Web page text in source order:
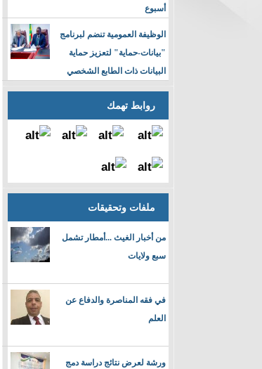
أسبوع
الوظيفة العمومية تنضم لبرنامج
"بيانات-حماية" لتعزيز حماية
البيانات ذات الطابع الشخصي
روابط تهمك
ملفات وتحقيقات
من أخبار الغيث ...أمطار تشمل
سبع ولايات
في فقه المناصرة والدفاع عن
العلم
ورشة لعرض نتائج دراسة دمج